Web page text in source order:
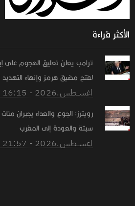
الأكثر قراءة
ترامب يعلن تعليق الهجوم على
لفتح مضيق هرمز وإنهاء التهديد
02 اغســطس.2026 - 16:15
رويترز: الجوع والعداء يجبران
سبتة والعودة إلى المغرب
02 اغســطس.2026 - 21:57